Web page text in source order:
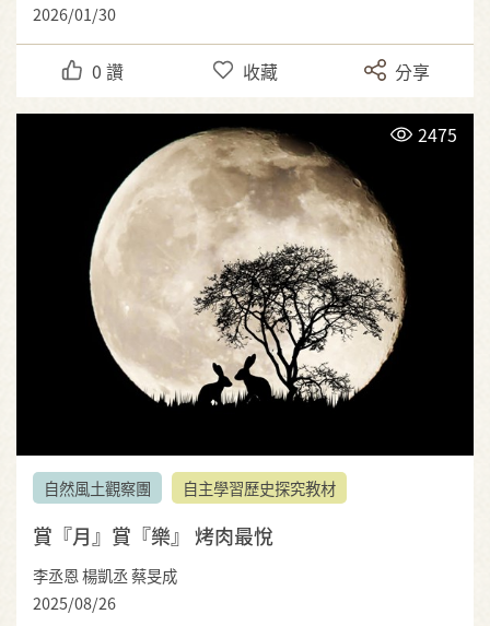
2026/01/30
0 讚 收藏 分享
2475
自然風土觀察團 自主學習歷史探究教材
賞『月』賞『樂』 烤肉最悅
李丞恩 楊凱丞 蔡旻成
2025/08/26